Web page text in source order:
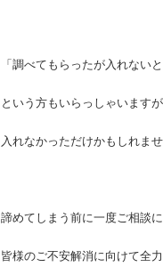
「調べてもらったが入れない
という方もいらっしゃいます
入れなかっただけかもしれませ
諦めてしまう前に一度ご相談
皆様のご不安解消に向けて全